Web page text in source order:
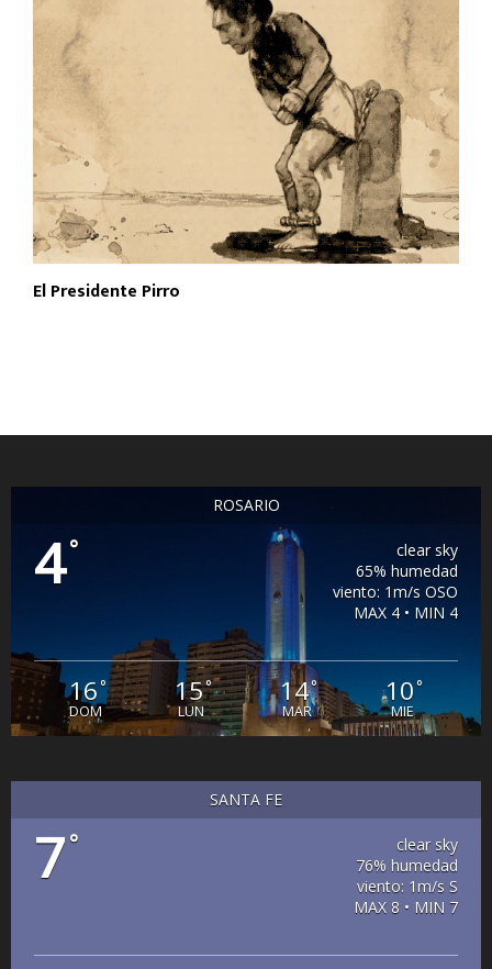
El Presidente Pirro
ROSARIO
4°
clear sky
65% humedad
viento: 1m/s OSO
MAX 4 • MIN 4
16°
DOM
15°
LUN
14°
MAR
10°
MIE
SANTA FE
7°
clear sky
76% humedad
viento: 1m/s S
MAX 8 • MIN 7